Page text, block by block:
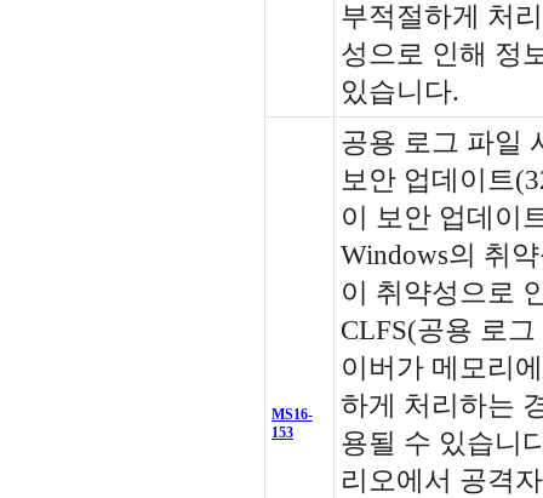
부적절하게 처
성으로 인해 정
있습니다.
MS16-
153
공용 로그 파일
보안 업데이트
이 보안 업데이
Windows의 취
이 취약성으로
CLFS(공용 로
이버가 메모리
하게 처리하는
용될 수 있습니
리오에서 공격